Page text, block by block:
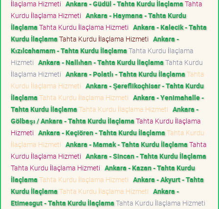
İlaçlama Hizmeti Ankara - Güdül - Tahta Kurdu İlaçlamaTahta
Kurdu İlaçlama Hizmeti Ankara - Haymana - Tahta Kurdu
İlaçlamaTahta Kurdu İlaçlama Hizmeti Ankara - Kalecik - Tahta
Kurdu İlaçlamaTahta Kurdu İlaçlama Hizmeti Ankara -
Kızılcahamam - Tahta Kurdu İlaçlamaTahta Kurdu İlaçlama
Hizmeti Ankara - Nallıhan - Tahta Kurdu İlaçlamaTahta Kurdu
İlaçlama Hizmeti Ankara - Polatlı - Tahta Kurdu İlaçlamaTahta
Kurdu İlaçlama Hizmeti Ankara - Şereflikoçhisar - Tahta Kurdu
İlaçlamaTahta Kurdu İlaçlama Hizmeti Ankara - Yenimahalle -
Tahta Kurdu İlaçlamaTahta Kurdu İlaçlama Hizmeti Ankara -
Gölbaşı / Ankara - Tahta Kurdu İlaçlamaTahta Kurdu İlaçlama
Hizmeti Ankara - Keçiören - Tahta Kurdu İlaçlamaTahta Kurdu
İlaçlama Hizmeti Ankara - Mamak - Tahta Kurdu İlaçlamaTahta
Kurdu İlaçlama Hizmeti Ankara - Sincan - Tahta Kurdu İlaçlama
Tahta Kurdu İlaçlama Hizmeti Ankara - Kazan - Tahta Kurdu
İlaçlamaTahta Kurdu İlaçlama Hizmeti Ankara - Akyurt - Tahta
Kurdu İlaçlamaTahta Kurdu İlaçlama Hizmeti Ankara -
Etimesgut - Tahta Kurdu İlaçlamaTahta Kurdu İlaçlama Hizmeti